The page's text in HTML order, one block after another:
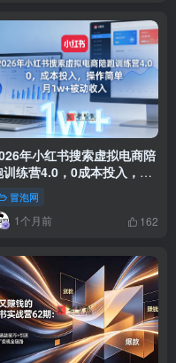
年小红书搜索虚拟电商陪
训练营4.0，0成本投入，操
）冒泡网
1个月前 162